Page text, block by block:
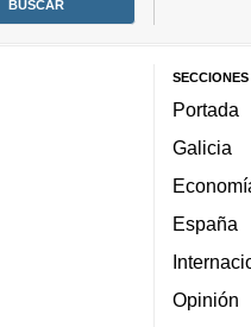
SECCIONES
Portada
Galicia
España
Opinión